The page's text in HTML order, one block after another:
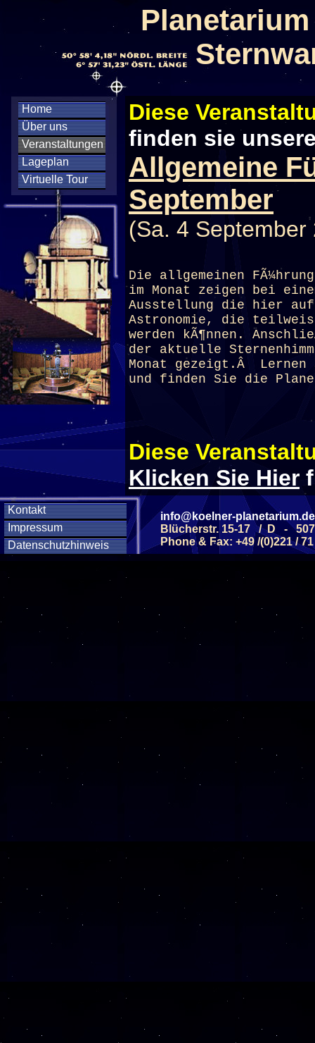
Home
Über uns
Veranstaltungen
Lageplan
Virtuelle Tour
Kontakt
Impressum
Datenschutzhinweis
Diese
finden sie
Allgemeine
September
(Sa. 4
Die allgemeinen
im Monat zeigen bei
Ausstellung die hier
Astronomie, die
werden kÃ¶nnen.
der aktuelle
Monat gezeigt.Â
und finden Sie die
Diese
Klicken Sie Hier
Diese
SAMSTAG
SAMSTAG
Alle
info@koelner-planetarium.de
Blücherstr. 15-17 / D -
Phone & Fax: +49 /(0)221 /